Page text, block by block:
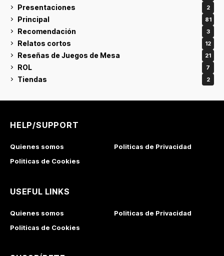
Presentaciones 2
Principal 81
Recomendación 3
Relatos cortos 12
Reseñas de Juegos de Mesa 21
ROL 7
Tiendas 2
HELP/SUPPORT
Quienes somos
Politicas de Privacidad
Politicas de Cookies
USEFUL LINKS
Quienes somos
Politicas de Privacidad
Politicas de Cookies